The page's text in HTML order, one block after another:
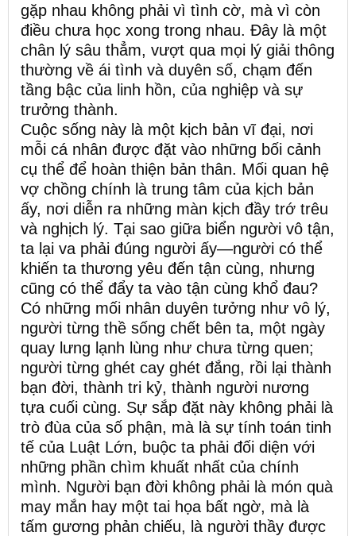
gặp nhau không phải vì tình cờ, mà vì còn
điều chưa học xong trong nhau. Đây là một
chân lý sâu thẳm, vượt qua mọi lý giải thông
thường về ái tình và duyên số, chạm đến
tầng bậc của linh hồn, của nghiệp và sự
trưởng thành.
Cuộc sống này là một kịch bản vĩ đại, nơi
mỗi cá nhân được đặt vào những bối cảnh
cụ thể để hoàn thiện bản thân. Mối quan hệ
vợ chồng chính là trung tâm của kịch bản
ấy, nơi diễn ra những màn kịch đầy trớ trêu
và nghịch lý. Tại sao giữa biển người vô tận,
ta lại va phải đúng người ấy—người có thể
khiến ta thương yêu đến tận cùng, nhưng
cũng có thể đẩy ta vào tận cùng khổ đau?
Có những mối nhân duyên tưởng như vô lý,
người từng thề sống chết bên ta, một ngày
quay lưng lạnh lùng như chưa từng quen;
người từng ghét cay ghét đắng, rồi lại thành
bạn đời, thành tri kỷ, thành người nương
tựa cuối cùng. Sự sắp đặt này không phải là
trò đùa của số phận, mà là sự tính toán tinh
tế của Luật Lớn, buộc ta phải đối diện với
những phần chìm khuất nhất của chính
mình. Người bạn đời không phải là món quà
may mắn hay một tai họa bất ngờ, mà là
tấm gương phản chiếu, là người thầy được